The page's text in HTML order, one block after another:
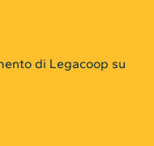
di Legacoop su